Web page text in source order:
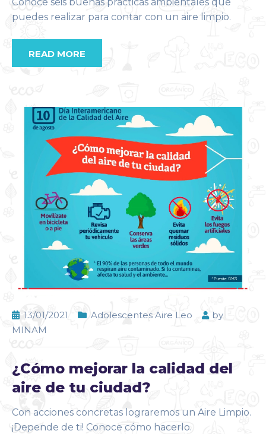
puedes realizar para contar con un aire limpio.
READ MORE
13/01/2021 Adolescentes Aire Leo
by
MINAM
¿Cómo mejorar la calidad del
aire de tu ciudad?
Con acciones concretas lograremos un Aire Limpio.
¡Depende de ti! Conoce cómo hacerlo.